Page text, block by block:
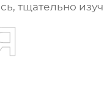
тщательно